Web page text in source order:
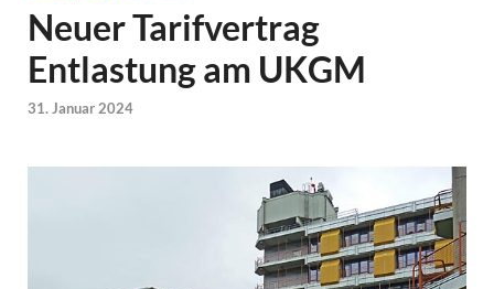
Neuer Tarifvertrag
Entlastung am UKGM
31. Januar 2024